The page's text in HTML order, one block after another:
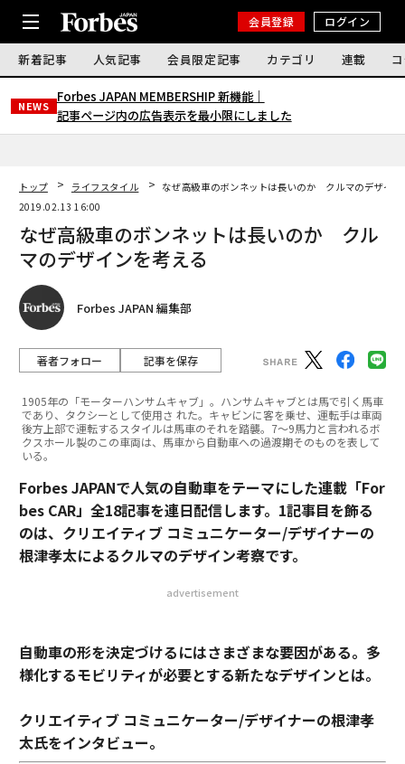
会員登録 ログイン
新着記事 人気記事 会員限定記事 カテゴリ 連載
NEWS
Forbes JAPAN MEMBERSHIP 新機能｜
記事ページ内の広告表示を最小限にしました
トップ ライフスタイル
なぜ高級車のボンネットは長いのか クルマのデザイ
2019.02.13 16:00
なぜ高級車のボンネットは長いのか クル
マのデザインを考える
Forbes JAPAN 編集部
著者フォロー 記事を保存
1905年の「モーターハンサムキャブ」。ハンサムキャブとは馬で引く馬車
であり、タクシーとして使用さ れた。キャビンに客を乗せ、運転手は車両
後方上部で運転するスタイルは馬車のそれを踏襲。7〜9馬力と言われるボ
クスホール製のこの車両は、馬車から自動車への過渡期そのものを表して
いる。
Forbes JAPANで人気の自動車をテーマにした連載「For
bes CAR」全18記事を連日配信します。1記事目を飾る
のは、クリエイティブ コミュニケーター/デザイナーの
根津孝太によるクルマのデザイン考察です。
advertisement
自動車の形を決定づけるにはさまざまな要因がある。多
様化するモビリティが必要とする新たなデザインとは。
クリエイティブ コミュニケーター/デザイナーの根津孝
太氏をインタビュー。